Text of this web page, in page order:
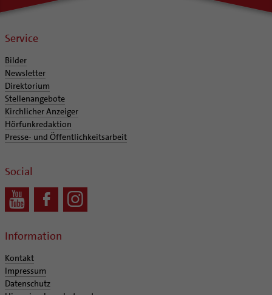
Service
Bilder
Newsletter
Direktorium
Stellenangebote
Kirchlicher Anzeiger
Hörfunkredaktion
Presse- und Öffentlichkeitsarbeit
Social
Information
Kontakt
Impressum
Datenschutz